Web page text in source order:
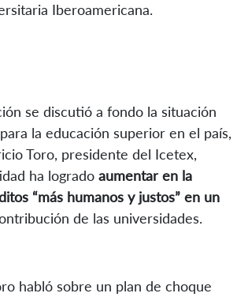
Iberoamericana.
se discutió a fondo la situación
la educación superior en el país,
Toro, presidente del Icetex,
ha logrado aumentar en la
“más humanos y justos” en un
de las universidades.
habló sobre un plan de choque